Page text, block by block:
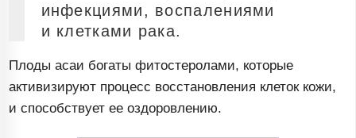
инфекциями, воспалениями
и клетками рака.
Плоды асаи богаты фитостеролами, которые
активизируют процесс восстановления клеток кожи,
и способствует ее оздоровлению.